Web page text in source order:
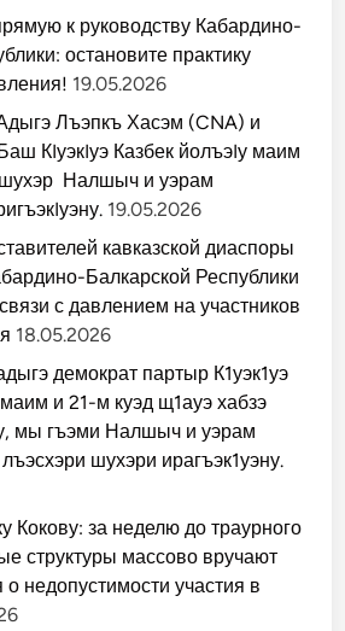
к руководству Кабардино-
остановите практику
19.05.2026
Лъэпкъ Хасэм (CNA) и
КIуэкIуэ Казбек йолъэIу маим
Налшыч и уэрам
19.05.2026
кавказской диаспоры
Балкарской Республики
с давлением на участников
18.05.2026
демократ партыр К1уэк1уэ
и 21-м куэд щ1ауэ хабзэ
мы гъэми Налшыч и уэрам
шухэри ирагъэк1уэну.
Кокову: за неделю до траурного
структуры массово вручают
недопустимости участия в